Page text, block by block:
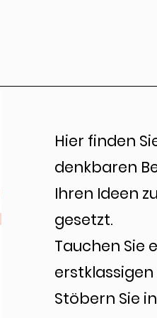
Hier finden
denkbaren
Ihren Ideen
gesetzt.
Tauchen Sie
Stöbern Sie